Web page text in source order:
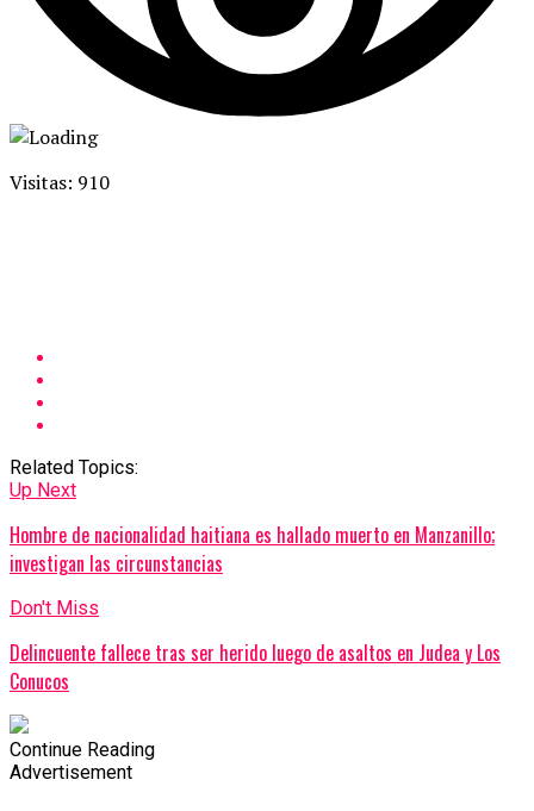
Visitas: 910
Related Topics:
Up Next
Hombre de nacionalidad haitiana es hallado muerto en Manzanillo;
investigan las circunstancias
Don't Miss
Delincuente fallece tras ser herido luego de asaltos en Judea y Los
Conucos
Continue Reading
Advertisement